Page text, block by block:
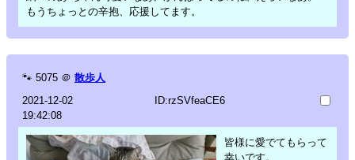
もうちょっとの辛抱、応援してます。
🐾 5075 ＠ 散歩人
2021-12-02
19:42:08
ID:rzSVfeaCE6
皆様に愛でてもらって
幸いです。